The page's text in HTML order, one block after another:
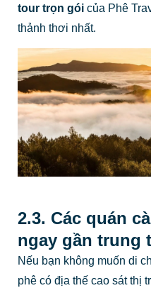
tour trọn góicủa Phê
thảnh thơi nhất.
2.3. Các quán
ngay gần trung
Nếu bạn không muốn di
phê có địa thế cao sát thị